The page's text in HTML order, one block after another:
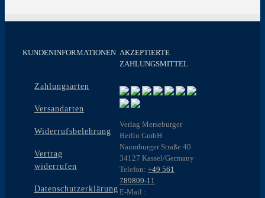
KUNDENINFORMATIONEN
Zahlungsarten
Versandarten
Widerrufsbelehrung
Vertrag
widerrufen
Datenschutzerklärung
AKZEPTIERTE
ZAHLUNGSMITTEL
Verlag Merseburger
Berlin GmbH
Naumburger Straße 40
34127 Kassel/Germany
Telefon: +49 561
789809-11
E-Mail :